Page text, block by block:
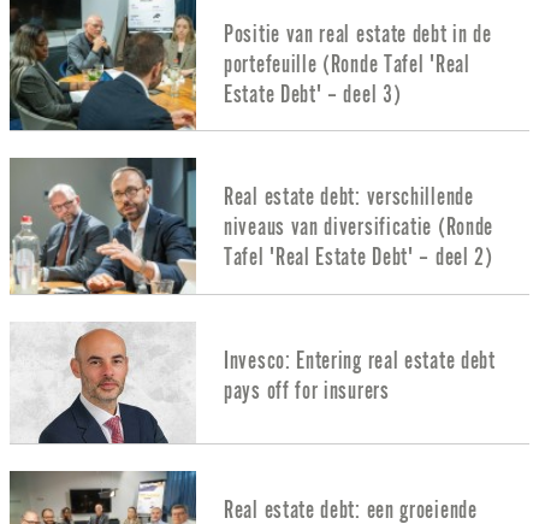
Positie van real estate debt in de
portefeuille (Ronde Tafel 'Real
Estate Debt' – deel 3)
Real estate debt: verschillende
niveaus van diversificatie (Ronde
Tafel 'Real Estate Debt' – deel 2)
Invesco: Entering real estate debt
pays off for insurers
Real estate debt: een groeiende